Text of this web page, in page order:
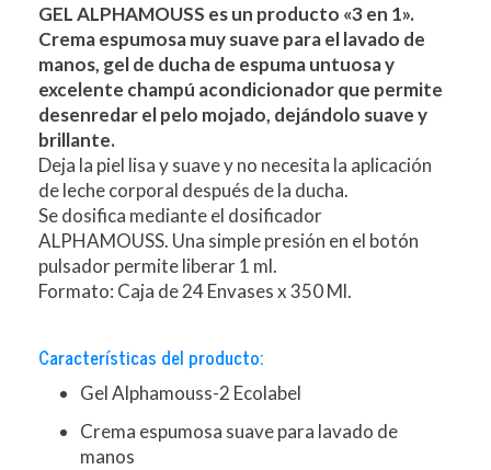
GEL ALPHAMOUSS es un producto «3 en 1».
Crema espumosa muy suave para el lavado de
manos, gel de ducha de espuma untuosa y
excelente champú acondicionador que permite
desenredar el pelo mojado, dejándolo suave y
brillante.
Deja la piel lisa y suave y no necesita la aplicación
de leche corporal después de la ducha.
Se dosifica mediante el dosificador
ALPHAMOUSS. Una simple presión en el botón
pulsador permite liberar 1 ml.
Formato: Caja de 24 Envases x 350 Ml.
Características del producto:
Gel Alphamouss-2 Ecolabel
Crema espumosa suave para lavado de
manos